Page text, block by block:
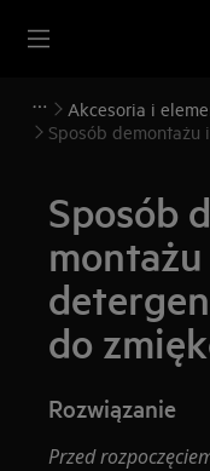
Akcesoria i
Sposób demontażu
Sposób
do
Rozwiązanie
Przed